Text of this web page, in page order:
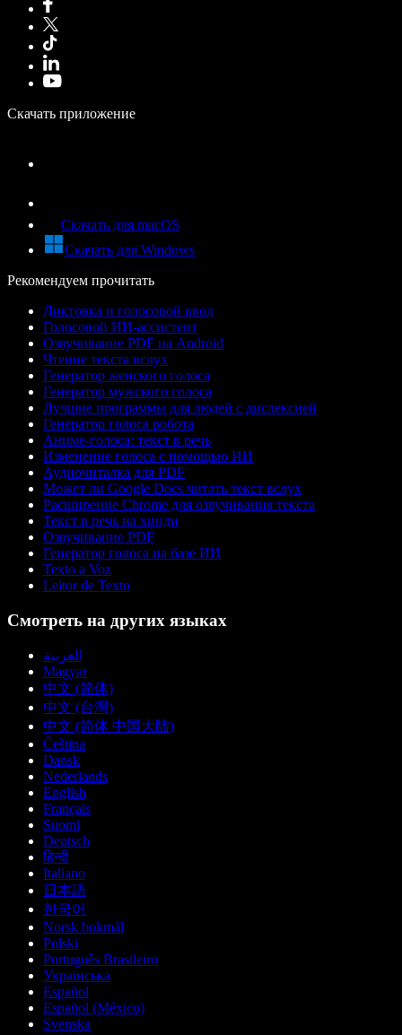
Скачать приложение
Скачать для macOS
Скачать для Windows
Рекомендуем прочитать
Диктовка и голосовой ввод
Голосовой ИИ-ассистент
Озвучивание PDF на Android
Чтение текста вслух
Генератор женского голоса
Генератор мужского голоса
Лучшие программы для людей с дислексией
Генератор голоса робота
Аниме-голоса: текст в речь
Изменение голоса с помощью ИИ
Аудиочиталка для PDF
Может ли Google Docs читать текст вслух
Расширение Chrome для озвучивания текста
Текст в речь на хинди
Озвучивание PDF
Генератор голоса на базе ИИ
Texto a Voz
Leitor de Texto
Смотреть на других языках
العربية
Magyar
中文 (简体)
中文 (台灣)
中文 (简体 中国大陆)
Čeština
Dansk
Nederlands
English
Français
Suomi
Deutsch
हिन्दी
Italiano
日本語
한국어
Norsk bokmål
Polski
Português Brasileiro
Українська
Español
Español (México)
Svenska